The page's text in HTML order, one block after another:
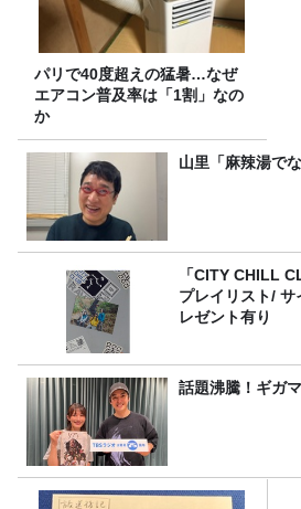
パリで40度超えの猛暑…なぜ
エアコン普及率は「1割」なの
か
山里「麻辣湯で
「CITY CHILL
プレイリスト/
レゼント有り
話題沸騰！ギガ